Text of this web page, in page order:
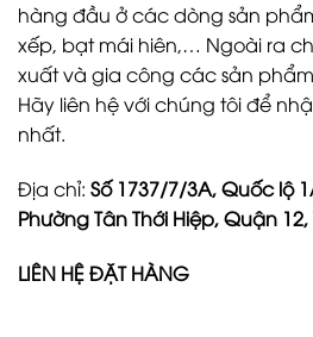
hàng đầu ở các dòng sản
xếp, bạt mái hiên,… Ngoài ra
xuất và gia công các sản
Hãy liên hệ với chúng tôi để
nhất.
Địa chỉ: Số 1737/7/3A, Quốc lộ
Phường Tân Thới Hiệp, Quận 12,
LIÊN HỆ ĐẶT HÀNG